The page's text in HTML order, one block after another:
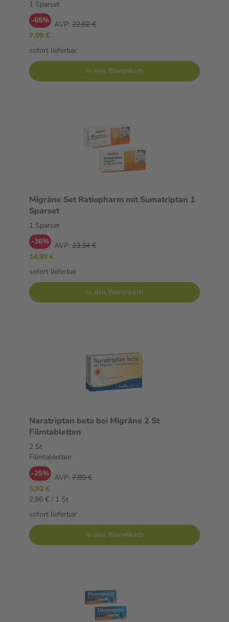
1 Sparset
-65% AVP: 22,82 €
7,99 €
sofort lieferbar
In den Warenkorb
Migräne Set Ratiopharm mit Sumatriptan 1
Sparset
1 Sparset
-36% AVP: 23,34 €
14,99 €
sofort lieferbar
In den Warenkorb
Naratriptan beta bei Migräne 2 St
Filmtabletten
2 St
Filmtabletten
-25% AVP: 7,89 €
5,92 €
2,96 € / 1 St
sofort lieferbar
In den Warenkorb